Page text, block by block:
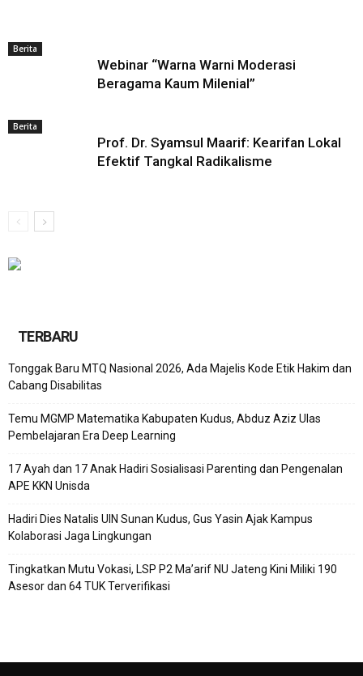
Berita
Webinar “Warna Warni Moderasi
Beragama Kaum Milenial”
Berita
Prof. Dr. Syamsul Maarif: Kearifan Lokal
Efektif Tangkal Radikalisme
TERBARU
Tonggak Baru MTQ Nasional 2026, Ada Majelis Kode Etik Hakim dan
Cabang Disabilitas
Temu MGMP Matematika Kabupaten Kudus, Abduz Aziz Ulas
Pembelajaran Era Deep Learning
17 Ayah dan 17 Anak Hadiri Sosialisasi Parenting dan Pengenalan
APE KKN Unisda
Hadiri Dies Natalis UIN Sunan Kudus, Gus Yasin Ajak Kampus
Kolaborasi Jaga Lingkungan
Tingkatkan Mutu Vokasi, LSP P2 Ma’arif NU Jateng Kini Miliki 190
Asesor dan 64 TUK Terverifikasi